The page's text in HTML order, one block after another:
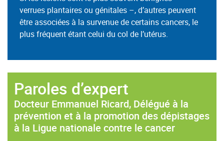
verrues plantaires ou génitales –, d’autres peuvent
être associées à la survenue de certains cancers, le
plus fréquent étant celui du col de l’utérus.
Paroles d’expert
Docteur Emmanuel Ricard, Délégué à la
prévention et à la promotion des dépistages
à la Ligue nationale contre le cancer